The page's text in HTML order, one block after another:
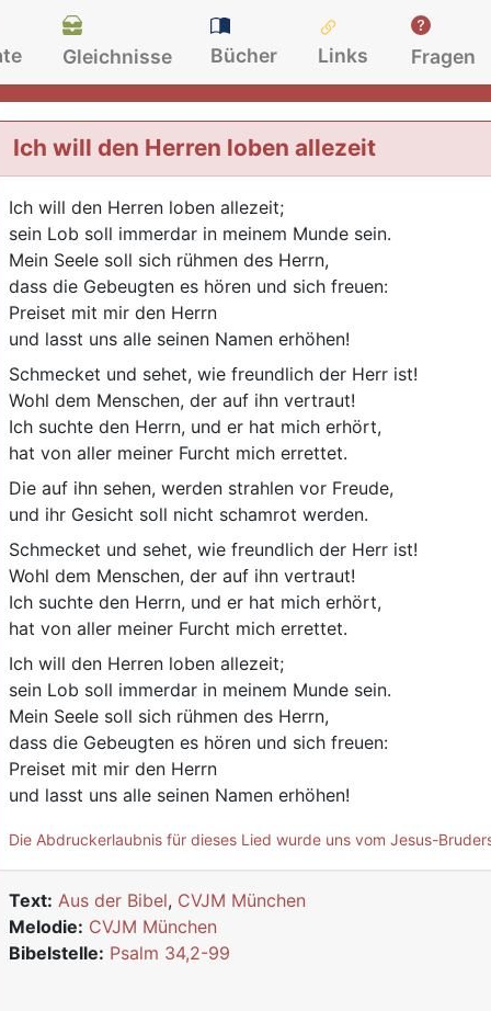
Gleichnisse Bücher Links Fragen
Ich will den Herren loben allezeit
Ich will den Herren loben allezeit;
sein Lob soll immerdar in meinem Munde sein.
Mein Seele soll sich rühmen des Herrn,
dass die Gebeugten es hören und sich freuen:
Preiset mit mir den Herrn
und lasst uns alle seinen Namen erhöhen!
Schmecket und sehet, wie freundlich der Herr ist!
Wohl dem Menschen, der auf ihn vertraut!
Ich suchte den Herrn, und er hat mich erhört,
hat von aller meiner Furcht mich errettet.
Die auf ihn sehen, werden strahlen vor Freude,
und ihr Gesicht soll nicht schamrot werden.
Schmecket und sehet, wie freundlich der Herr ist!
Wohl dem Menschen, der auf ihn vertraut!
Ich suchte den Herrn, und er hat mich erhört,
hat von aller meiner Furcht mich errettet.
Ich will den Herren loben allezeit;
sein Lob soll immerdar in meinem Munde sein.
Mein Seele soll sich rühmen des Herrn,
dass die Gebeugten es hören und sich freuen:
Preiset mit mir den Herrn
und lasst uns alle seinen Namen erhöhen!
Die Abdruckerlaubnis für dieses Lied wurde uns vom Jesus-
Text: Aus der Bibel, CVJM München
Melodie: CVJM München
Bibelstelle: Psalm 34,2-99